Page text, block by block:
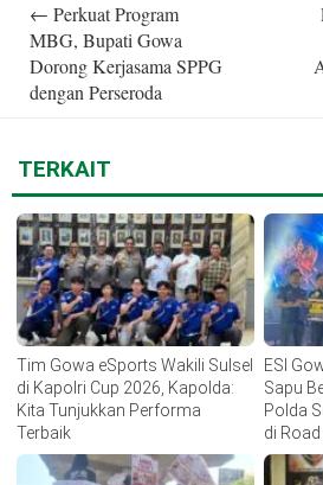
navigation
← Perkuat Program
MBG, Bupati Gowa
Dorong Kerjasama SPPG
dengan Perseroda
TERKAIT
Tim Gowa eSports Wakili Sulsel
di Kapolri Cup 2026, Kapolda:
Kita Tunjukkan Performa
Terbaik
ESI
Sapu
Polda
di